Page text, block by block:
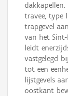
dakkapellen.
travee, type
trapgevel
van het
leidt
vastgelegd
tot een
lijstgevels
oostkant